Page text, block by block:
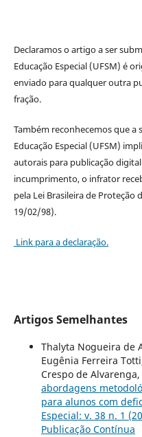
Declaramos o artigo a ser
Educação Especial (UFSM) é
enviado para qualquer outra
fração.
Também reconhecemos que a
Educação Especial (UFSM)
autorais para publicação
incumprimento, o infrator
pela Lei Brasileira de Proteção
19/02/98).
Link para a declaração.
Artigos Semelhantes
Thalyta Nogueira de
Eugênia Ferreira
Crespo de Alvarenga,
abordagens
para alunos com
Especial: v. 38 n. 1
Publicação Contínua